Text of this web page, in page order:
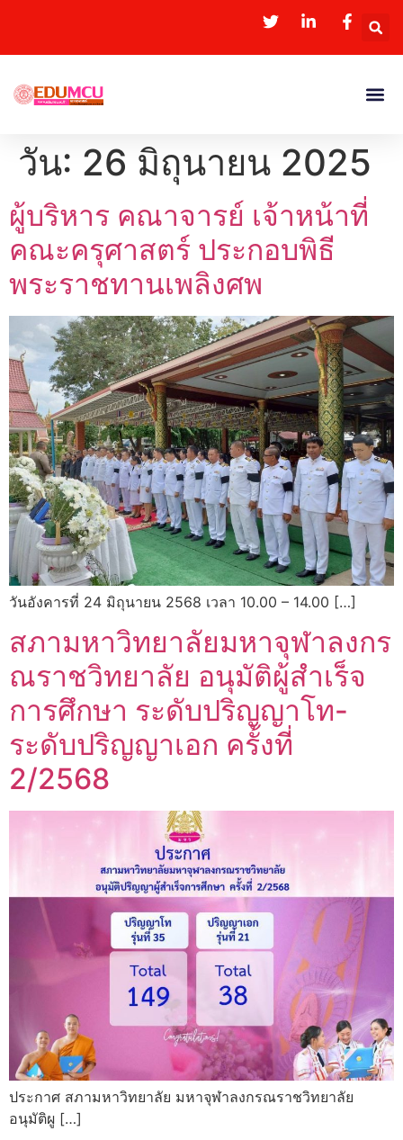
วัน: 26 มิถุนายน 2025
ผู้บริหาร คณาจารย์ เจ้าหน้าที่
คณะครุศาสตร์ ประกอบพิธี
พระราชทานเพลิงศพ
วันอังคารที่ 24 มิถุนายน 2568 เวลา 10.00 – 14.00 […]
สภามหาวิทยาลัยมหาจุฬาลงกร
ณราชวิทยาลัย อนุมัติผู้สำเร็จ
การศึกษา ระดับปริญญาโท-
ระดับปริญญาเอก ครั้งที่
2/2568
ประกาศ สภามหาวิทยาลัย มหาจุฬาลงกรณราชวิทยาลัย
อนุมัติผู […]